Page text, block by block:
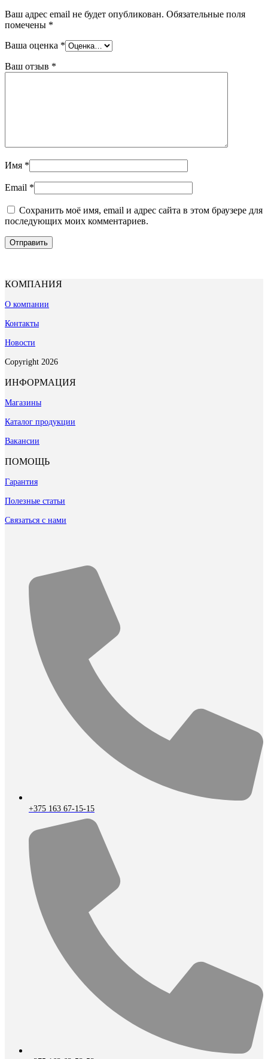
Ваш адрес email не будет опубликован. Обязательные поля
помечены *
Ваша оценка *
Ваш отзыв *
Имя *
Email *
Сохранить моё имя, email и адрес сайта в этом браузере для
последующих моих комментариев.
КОМПАНИЯ
О компании
Контакты
Новости
Copyright 2026
ИНФОРМАЦИЯ
Магазины
Каталог продукции
Вакансии
ПОМОЩЬ
Гарантия
Полезные статьи
Связаться с нами
+375 163 67-15-15